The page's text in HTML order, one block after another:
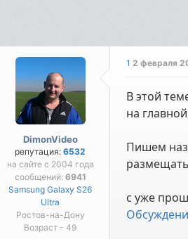
DimonVideo
репутация:6532
на сайте с 2004 года
сообщений: 6941
Samsung Galaxy S26
Ultra
Ростов-на-Дону
Возраст - 49
1 2 февраля
В этой
на
Пишем
размещать
с уже